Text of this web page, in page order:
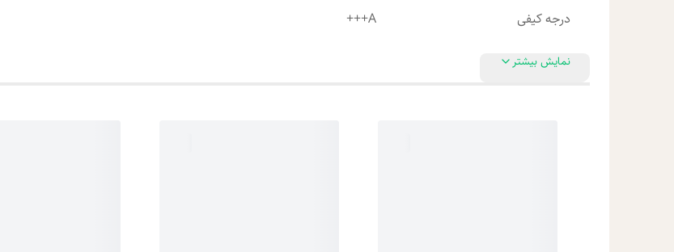
درجه کیفی A+++
نمایش بیشتر